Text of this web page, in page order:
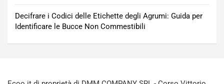
Decifrare i Codici delle Etichette degli Agrumi: Guida per
Identificare le Bucce Non Commestibili